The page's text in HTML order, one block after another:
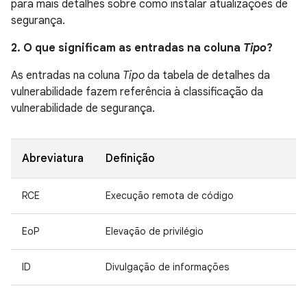
para mais detalhes sobre como instalar atualizações de
segurança.
2. O que significam as entradas na coluna Tipo?
As entradas na coluna Tipo da tabela de detalhes da
vulnerabilidade fazem referência à classificação da
vulnerabilidade de segurança.
Abreviatura Definição
RCE Execução remota de código
EoP Elevação de privilégio
ID Divulgação de informações